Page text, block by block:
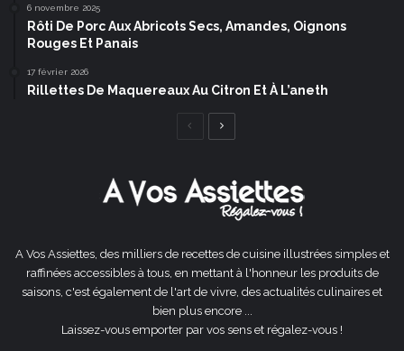
6 novembre 2025
Rôti De Porc Aux Abricots Secs, Amandes, Oignons
Rouges Et Panais
17 février 2026
Rillettes De Maquereaux Au Citron Et À L’aneth
Page
A Vos Assiettes, des milliers de recettes de cuisine illustrées simples et
raffinées accessibles à tous, en mettant à l'honneur les produits de
saisons, c'est également de l'art de vivre, des actualités culinaires et
bien plus encore ...
Laissez-vous emporter par vos sens et régalez-vous !